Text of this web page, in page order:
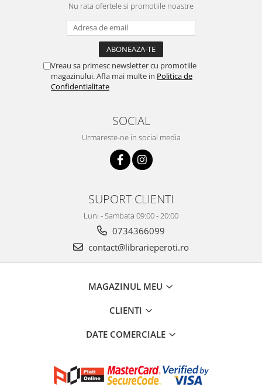
Nu rata ofertele si promotiile noastre
Vreau sa primesc newsletter cu promotiile
magazinului. Afla mai multe in Politica de
Confidentialitate
SOCIAL
Urmareste-ne in social media
SUPORT CLIENTI
Luni - Sambata 09:00 - 20:00
0734366099
contact@librarieperoti.ro
MAGAZINUL MEU
CLIENTI
DATE COMERCIALE